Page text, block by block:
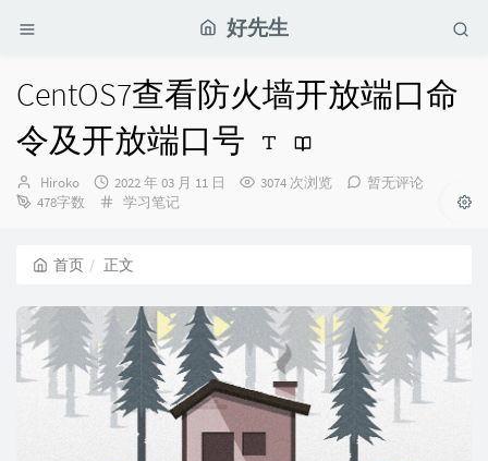
好先生
CentOS7查看防火墙开放端口命
令及开放端口号
博
主：
Hiroko
发
布
2022 年 03 月 11 日 3074 次浏览
暂无评论
478字数
分
学习笔记
首页 正文